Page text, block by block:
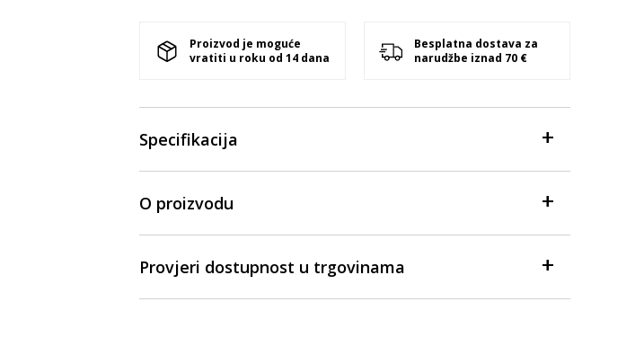
Proizvod je moguće
vratiti u roku od 14 dana
Besplatna dostava za
narudžbe iznad 70 €
Specifikacija
O proizvodu
Provjeri dostupnost u trgovinama